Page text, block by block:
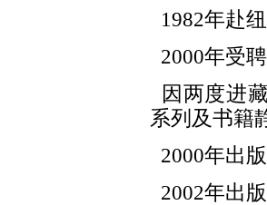
1982年赴
2000年受
因两度进
系列及书籍
2000年出
2002年出